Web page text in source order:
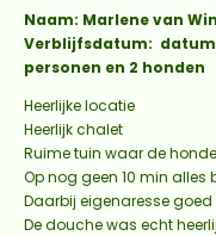
Naam: Marlene van
Verblijfsdatum: datum:
personen en 2 honden
Heerlijke locatie
Heerlijk chalet
Ruime tuin waar de
Op nog geen 10 min
Daarbij eigenaresse goed
De douche was echt